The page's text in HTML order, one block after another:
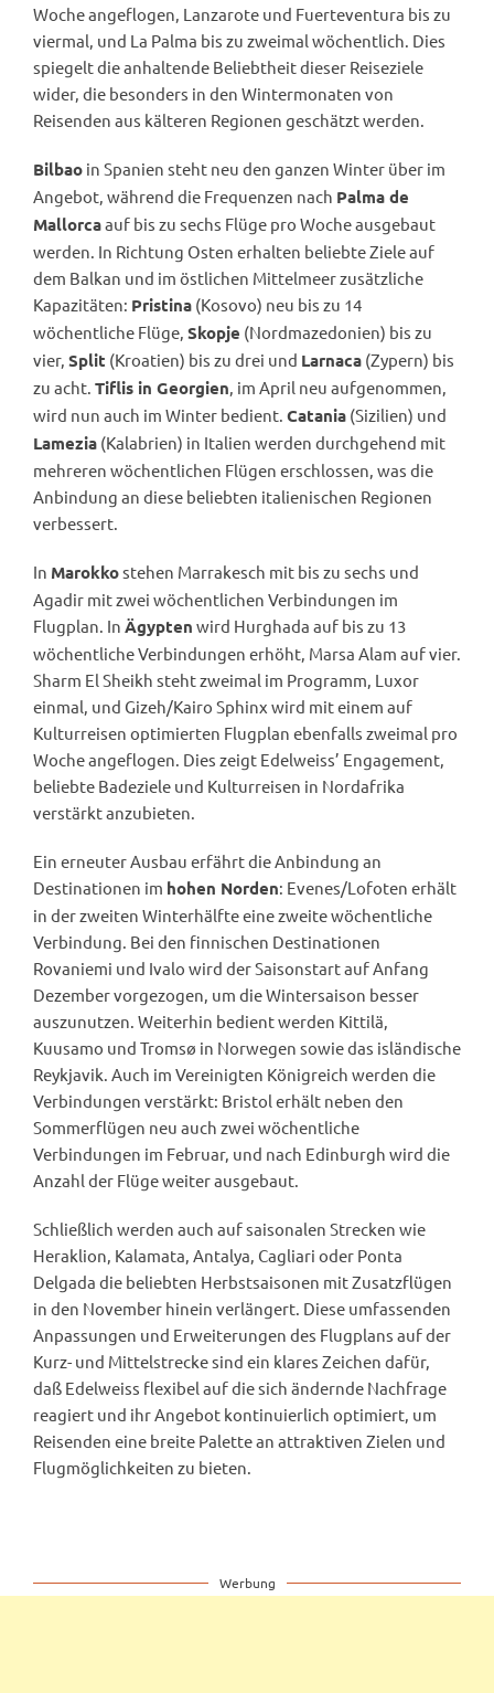
Woche angeflogen, Lanzarote und Fuerteventura bis zu
viermal, und La Palma bis zu zweimal wöchentlich. Dies
spiegelt die anhaltende Beliebtheit dieser Reiseziele
wider, die besonders in den Wintermonaten von
Reisenden aus kälteren Regionen geschätzt werden.
Bilbao in Spanien steht neu den ganzen Winter über im
Angebot, während die Frequenzen nach Palma de
Mallorcaauf bis zu sechs Flüge pro Woche ausgebaut
werden. In Richtung Osten erhalten beliebte Ziele auf
dem Balkan und im östlichen Mittelmeer zusätzliche
Kapazitäten: Pristina (Kosovo) neu bis zu 14
wöchentliche Flüge, Skopje (Nordmazedonien) bis zu
vier, Split (Kroatien) bis zu drei und Larnaca (Zypern) bis
zu acht. Tiflis in Georgien, im April neu aufgenommen,
wird nun auch im Winter bedient. Catania (Sizilien) und
Lamezia (Kalabrien) in Italien werden durchgehend mit
mehreren wöchentlichen Flügen erschlossen, was die
Anbindung an diese beliebten italienischen Regionen
verbessert.
In Marokkostehen Marrakesch mit bis zu sechs und
Agadir mit zwei wöchentlichen Verbindungen im
Flugplan. In Ägypten wird Hurghada auf bis zu 13
wöchentliche Verbindungen erhöht, Marsa Alam auf vier.
Sharm El Sheikh steht zweimal im Programm, Luxor
einmal, und Gizeh/Kairo Sphinx wird mit einem auf
Kulturreisen optimierten Flugplan ebenfalls zweimal pro
Woche angeflogen. Dies zeigt Edelweiss’ Engagement,
beliebte Badeziele und Kulturreisen in Nordafrika
verstärkt anzubieten.
Ein erneuter Ausbau erfährt die Anbindung an
Destinationen im hohen Norden: Evenes/Lofoten erhält
in der zweiten Winterhälfte eine zweite wöchentliche
Verbindung. Bei den finnischen Destinationen
Rovaniemi und Ivalo wird der Saisonstart auf Anfang
Dezember vorgezogen, um die Wintersaison besser
auszunutzen. Weiterhin bedient werden Kittilä,
Kuusamo und Tromsø in Norwegen sowie das isländische
Reykjavik. Auch im Vereinigten Königreich werden die
Verbindungen verstärkt: Bristol erhält neben den
Sommerflügen neu auch zwei wöchentliche
Verbindungen im Februar, und nach Edinburgh wird die
Anzahl der Flüge weiter ausgebaut.
Schließlich werden auch auf saisonalen Strecken wie
Heraklion, Kalamata, Antalya, Cagliari oder Ponta
Delgada die beliebten Herbstsaisonen mit Zusatzflügen
in den November hinein verlängert. Diese umfassenden
Anpassungen und Erweiterungen des Flugplans auf der
Kurz- und Mittelstrecke sind ein klares Zeichen dafür,
daß Edelweiss flexibel auf die sich ändernde Nachfrage
reagiert und ihr Angebot kontinuierlich optimiert, um
Reisenden eine breite Palette an attraktiven Zielen und
Flugmöglichkeiten zu bieten.
Werbung